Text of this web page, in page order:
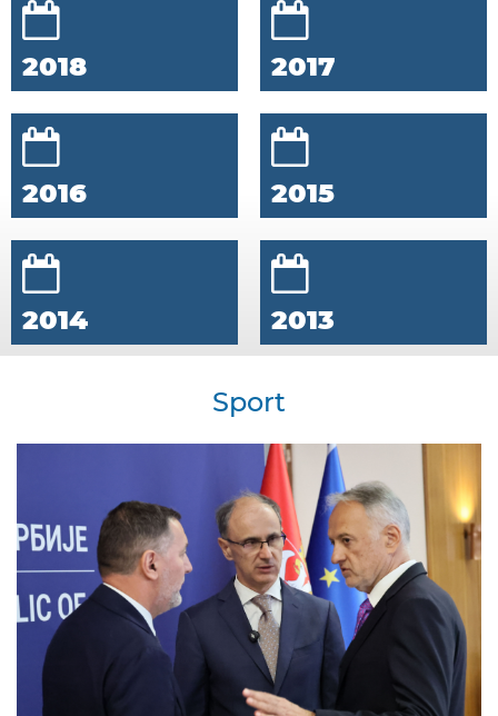
2018 2017
2016 2015
2014 2013
Sport